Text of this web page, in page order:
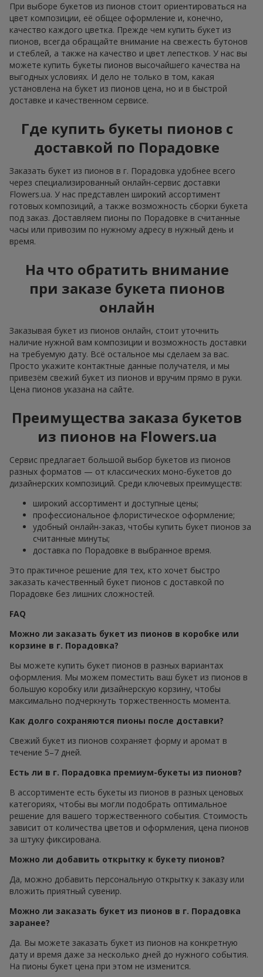
При выборе букетов из пионов стоит ориентироваться на
цвет композиции, её общее оформление и, конечно,
качество каждого цветка. Прежде чем купить букет из
пионов, всегда обращайте внимание на свежесть бутонов
и стеблей, а также на качество и цвет лепестков. У нас вы
можете купить букеты пионов высочайшего качества на
выгодных условиях. И дело не только в том, какая
установлена на букет из пионов цена, но и в быстрой
доставке и качественном сервисе.
Где купить букеты пионов с
доставкой по Порадовке
Заказать букет из пионов в г. Порадовка удобнее всего
через специализированный онлайн-сервис доставки
Flowers.ua. У нас представлен широкий ассортимент
готовых композиций, а также возможность сборки букета
под заказ. Доставляем пионы по Порадовке в считанные
часы или привозим по нужному адресу в нужный день и
время.
На что обратить внимание
при заказе букета пионов
онлайн
Заказывая букет из пионов онлайн, стоит уточнить
наличие нужной вам композиции и возможность доставки
на требуемую дату. Всё остальное мы сделаем за вас.
Просто укажите контактные данные получателя, и мы
привезём свежий букет из пионов и вручим прямо в руки.
Цена пионов указана на сайте.
Преимущества заказа букетов
из пионов на Flowers.ua
Сервис предлагает большой выбор букетов из пионов
разных форматов — от классических моно-букетов до
дизайнерских композиций. Среди ключевых преимуществ:
широкий ассортимент и доступные цены;
профессиональное флористическое оформление;
удобный онлайн-заказ, чтобы купить букет пионов за
считанные минуты;
доставка по Порадовке в выбранное время.
Это практичное решение для тех, кто хочет быстро
заказать качественный букет пионов с доставкой по
Порадовке без лишних сложностей.
FAQ
Можно ли заказать букет из пионов в коробке или
корзине в г. Порадовка?
Вы можете купить букет пионов в разных вариантах
оформления. Мы можем поместить ваш букет из пионов в
большую коробку или дизайнерскую корзину, чтобы
максимально подчеркнуть торжественность момента.
Как долго сохраняются пионы после доставки?
Свежий букет из пионов сохраняет форму и аромат в
течение 5–7 дней.
Есть ли в г. Порадовка премиум-букеты из пионов?
В ассортименте есть букеты из пионов в разных ценовых
категориях, чтобы вы могли подобрать оптимальное
решение для вашего торжественного события. Стоимость
зависит от количества цветов и оформления, цена пионов
за штуку фиксирована.
Можно ли добавить открытку к букету пионов?
Да, можно добавить персональную открытку к заказу или
вложить приятный сувенир.
Можно ли заказать букет из пионов в г. Порадовка
заранее?
Да. Вы можете заказать букет из пионов на конкретную
дату и время даже за несколько дней до нужного события.
На пионы букет цена при этом не изменится.